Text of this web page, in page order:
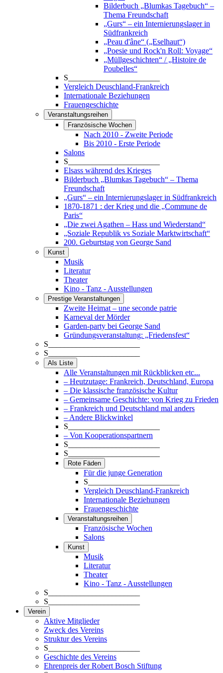
Bilderbuch „Blumkas Tagebuch“ –
Thema Freundschaft
„Gurs“ – ein Internierungslager in
Südfrankreich
„Peau d'âne“ („Eselhaut“)
„Poesie und Rock'n Roll: Voyage“
„Müllgeschichten“ / „Histoire de
Poubelles“
S_______________________
Vergleich Deuschland-Frankreich
Internationale Beziehungen
Frauengeschichte
Veranstaltungsreihen
Französische Wochen
Nach 2010 - Zweite Periode
Bis 2010 - Erste Periode
Salons
S_______________________
Elsass während des Krieges
Bilderbuch „Blumkas Tagebuch“ – Thema
Freundschaft
„Gurs“ – ein Internierungslager in Südfrankreich
1870-1871 : der Krieg und die „Commune de
Paris“
„Die zwei Agathen – Hass und Wiederstand“
„Soziale Republik vs Soziale Marktwirtschaft“
200. Geburtstag von George Sand
Kunst
Musik
Literatur
Theater
Kino - Tanz - Ausstellungen
Prestige Veranstaltungen
Zweite Heimat – une seconde patrie
Karneval der Mörder
Garden-party bei George Sand
Gründungsveranstaltung: „Friedensfest“
S_______________________
S_______________________
Als Liste
Alle Veranstaltungen mit Rückblicken etc...
– Heutzutage: Frankreich, Deutschland, Europa
– Die klassische französische Kultur
– Gemeinsame Geschichte: von Krieg zu Frieden
– Frankreich und Deutschland mal anders
– Andere Blickwinkel
S_______________________
– Von Kooperationspartnern
S_______________________
S_______________________
Rote Fäden
Für die junge Generation
S_______________________
Vergleich Deuschland-Frankreich
Internationale Beziehungen
Frauengeschichte
Veranstaltungsreihen
Französische Wochen
Salons
Kunst
Musik
Literatur
Theater
Kino - Tanz - Ausstellungen
S_______________________
S_______________________
Verein
Aktive Mitglieder
Zweck des Vereins
Struktur des Vereins
S_______________________
Geschichte des Vereins
Ehrenpreis der Robert Bosch Stiftung